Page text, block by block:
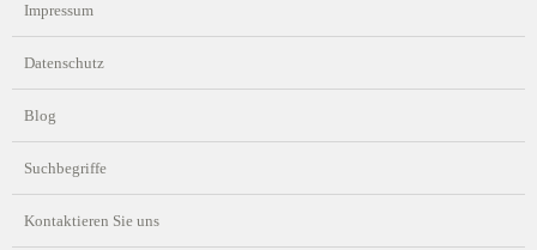
Impressum
Datenschutz
Blog
Suchbegriffe
Kontaktieren Sie uns